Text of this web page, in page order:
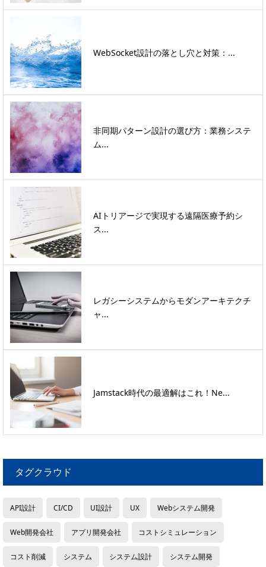
WebSocket設計の落とし穴と対策：...
非同期パターン設計の選び方：業務システ
ム...
AIトリアージで実現する遠隔医療予約シ
ス...
レガシーシステムからモダンアーキテクチ
ャ...
Jamstack時代の最適解はこれ！Ne...
タグクラウド
API設計 CI/CD UI設計 UX Webシステム開発
Web開発会社 アプリ開発会社 コストシミュレーション
コスト削減 システム システム設計 システム開発